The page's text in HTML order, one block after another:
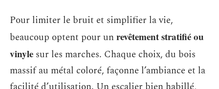
Pour limiter le bruit et simplifier la vie,
beaucoup optent pour unrevêtement stratifié ou
vinyle sur les marches. Chaque choix, du bois
massif au métal coloré, façonne l’ambiance et la